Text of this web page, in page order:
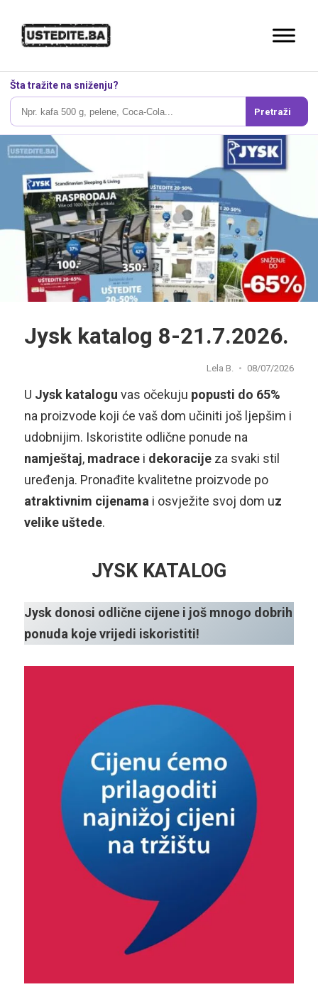
Šta tražite na sniženju?
Pretraži
Jysk katalog 8-21.7.2026.
Lela B. 08/07/2026
U Jysk katalogu vas očekuju popusti do 65%
na proizvode koji će vaš dom učiniti još ljepšim i
udobnijim. Iskoristite odlične ponude na
namještaj, madracei dekoracijeza svaki stil
uređenja. Pronađite kvalitetne proizvode po
atraktivnim cijenama i osvježite svoj dom uz
velike uštede.
JYSK KATALOG
Jysk donosi odlične cijene i još mnogo dobrih
ponuda koje vrijedi iskoristiti!